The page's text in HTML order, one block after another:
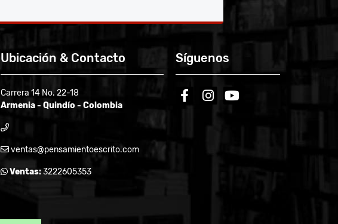
Ubicación & Contacto
Carrera 14 No. 22-18
Armenia - Quindío - Colombia
ventas@pensamientoescrito.com
Ventas:3222605353
Síguenos
facebookinstagramyoutube